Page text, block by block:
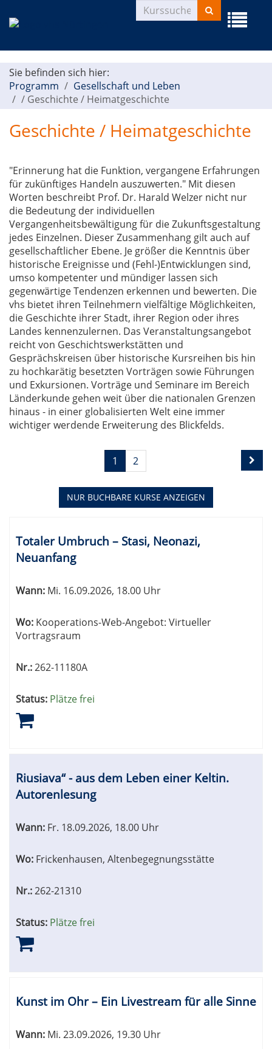
Menü
Kurse
suchen
Sie befinden sich hier:
Programm
Gesellschaft und Leben
/ Geschichte / Heimatgeschichte
Geschichte / Heimatgeschichte
"Erinnerung hat die Funktion, vergangene Erfahrungen
für zukünftiges Handeln auszuwerten." Mit diesen
Worten beschreibt Prof. Dr. Harald Welzer nicht nur
die Bedeutung der individuellen
Vergangenheitsbewältigung für die Zukunftsgestaltung
jedes Einzelnen. Dieser Zusammenhang gilt auch auf
gesellschaftlicher Ebene. Je größer die Kenntnis über
historische Ereignisse und (Fehl-)Entwicklungen sind,
umso kompetenter und mündiger lassen sich
gegenwärtige Tendenzen erkennen und bewerten. Die
vhs bietet ihren Teilnehmern vielfältige Möglichkeiten,
die Geschichte ihrer Stadt, ihrer Region oder ihres
Landes kennenzulernen. Das Veranstaltungsangebot
reicht von Geschichtswerkstätten und
Gesprächskreisen über historische Kursreihen bis hin
zu hochkarätig besetzten Vorträgen sowie Führungen
und Exkursionen. Vorträge und Seminare im Bereich
Länderkunde gehen weit über die nationalen Grenzen
hinaus - in einer globalisierten Welt eine immer
wichtiger werdende Erweiterung des Blickfelds.
Seiten
blättern
1 2
NUR BUCHBARE KURSE ANZEIGEN
Tabellenüberschriften
können
sortiert
Totaler Umbruch – Stasi, Neonazi,
Neuanfang
Wann: Mi. 16.09.2026, 18.00 Uhr
Wo: Kooperations-Web-Angebot: Virtueller
Vortragsraum
Nr.:262-11180A
Status: Plätze frei
Riusiava“ - aus dem Leben einer Keltin.
Autorenlesung
Wann: Fr. 18.09.2026, 18.00 Uhr
Wo: Frickenhausen, Altenbegegnungsstätte
Nr.:262-21310
Status: Plätze frei
Kunst im Ohr – Ein Livestream für alle Sinne
Wann: Mi. 23.09.2026, 19.30 Uhr